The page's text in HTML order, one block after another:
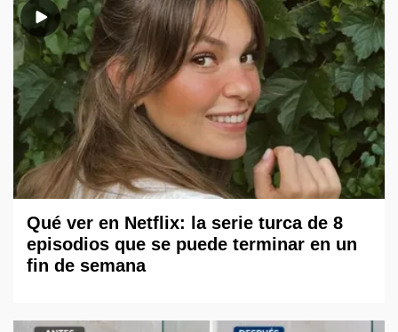
Qué ver en Netflix: la serie turca de 8
episodios que se puede terminar en un
fin de semana